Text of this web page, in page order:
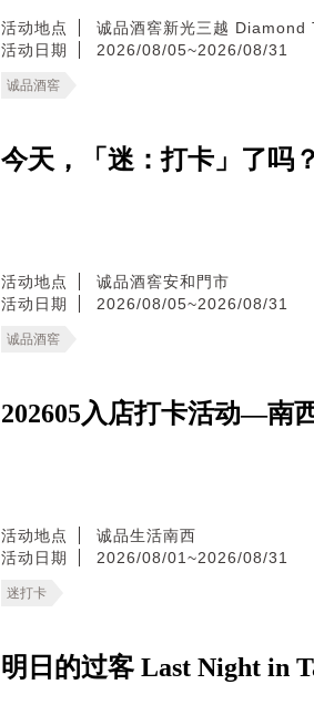
活动地点
诚品酒窖新光三越 Diamond
活动日期
2026/08/05~2026/08/31
诚品酒窖
今天，「迷：打卡」了吗
活动地点
诚品酒窖安和門市
活动日期
2026/08/05~2026/08/31
诚品酒窖
202605入店打卡活动—南
活动地点
诚品生活南西
活动日期
2026/08/01~2026/08/31
迷打卡
明日的过客 Last Night in